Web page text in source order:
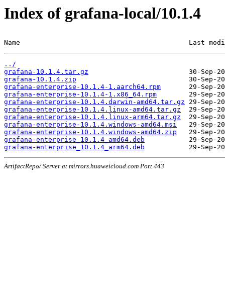
Index of grafana-local/10.1.4
Name                                          Last
../
grafana-10.1.4.tar.gz
grafana-10.1.4.zip
grafana-enterprise-10.1.4-1.aarch64.rpm
grafana-enterprise-10.1.4-1.x86_64.rpm
grafana-enterprise-10.1.4.darwin-amd64.tar.gz
grafana-enterprise-10.1.4.linux-amd64.tar.gz
grafana-enterprise-10.1.4.linux-arm64.tar.gz
grafana-enterprise-10.1.4.windows-amd64.msi
grafana-enterprise-10.1.4.windows-amd64.zip
grafana-enterprise_10.1.4_amd64.deb
grafana-enterprise_10.1.4_arm64.deb
ArtifactRepo/ Server at mirrors.huaweicloud.com Port 443